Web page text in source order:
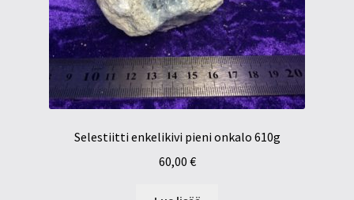
Selestiitti enkelikivi pieni onkalo 610g
60,00 €